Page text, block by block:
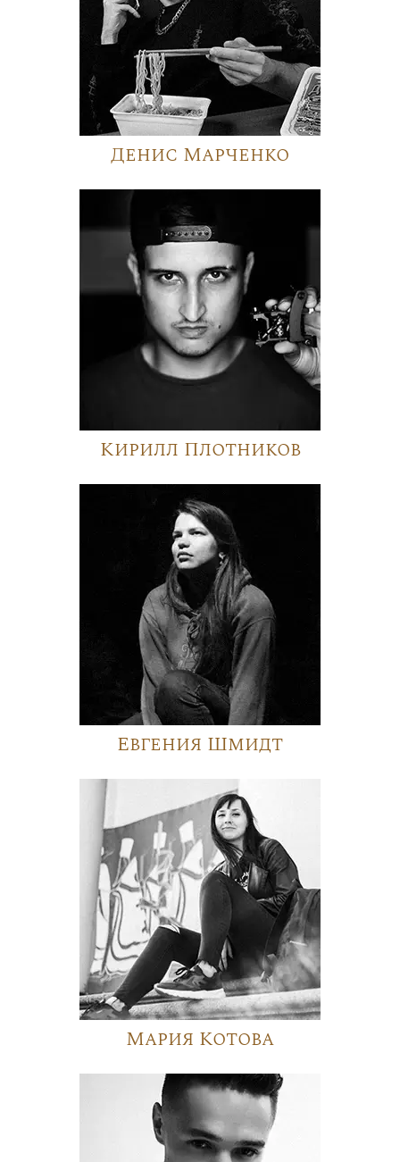
Денис Марченко
Кирилл Плотников
Евгения Шмидт
Мария Котова